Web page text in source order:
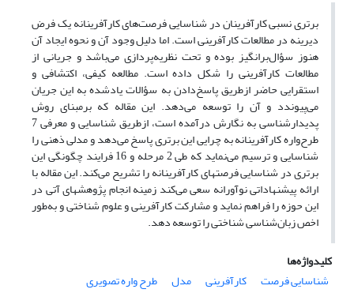
برتری نسبی کارآفرینان در شناسایی فرصت‌های کارآفرینانه یک فرض
دیرینه در مطالعات کارآفرینی است. اما دلیل وجود آن و نحوه ایجاد آن
هنوز سؤال‌برانگیز بوده و تحت نظریه‌پردازی می‌باشد و جریانی از
مطالعات کارآفرینی را شکل داده است. مطالعه کیفی، اکتشافی و
استقرایی حاضر ازطریق پاسخ‌دادن به سؤالات یادشده به این جریان
می‌پیوندد و آن را توسعه می‌دهد. این مقاله که برمبنای روش
پدیدارشناسی به نگارش درآمده است، ازطریق شناسایی و معرفی 7
طرح‌واره کارآفرینانه به چرایی این برتری پاسخ می‌دهد و مدلی ذهنی را
شناسایی و ترسیم می‌نماید که طی 2 مرحله و 16 فرایند چگونگی این
برتری در شناسایی فرصت­های کارآفرینانه را تشریح می‌کند. این مقاله با
ارائه پیشنهاداتی نوآورانه سعی می‌کند زمینه انجام پژوهش­های آتی در
این حوزه را فراهم نماید و مشارکت کارآفرینی و علوم شناختی و به‌طور
اخص زبان‌شناسی شناختی را توسعه دهد.
کلیدواژه‌ها
شناسایی فرصت
کارآفرینی مدل
طرح واره تصویری